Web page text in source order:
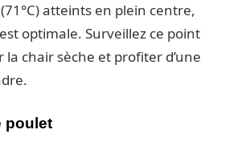
(71°C) atteints en plein centre,
optimale. Surveillez ce point
la chair sèche et profiter d’une
poulet